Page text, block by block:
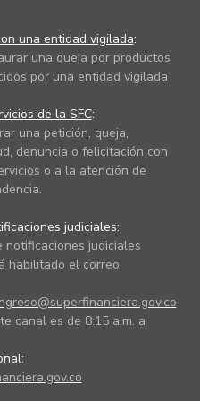
una entidad vigilada:
una queja por productos
por una entidad vigilada
de la SFC:
una petición, queja,
denuncia o felicitación con
o a la atención de
judiciales:
notificaciones judiciales
habilitado el correo
canal es de 8:15 a.m. a